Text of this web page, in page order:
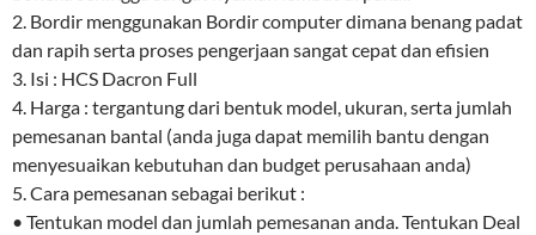
2. Bordir menggunakan Bordir computer dimana benang padat
dan rapih serta proses pengerjaan sangat cepat dan efisien
3. Isi : HCS Dacron Full
4. Harga : tergantung dari bentuk model, ukuran, serta jumlah
pemesanan bantal (anda juga dapat memilih bantu dengan
menyesuaikan kebutuhan dan budget perusahaan anda)
5. Cara pemesanan sebagai berikut :
• Tentukan model dan jumlah pemesanan anda. Tentukan Deal